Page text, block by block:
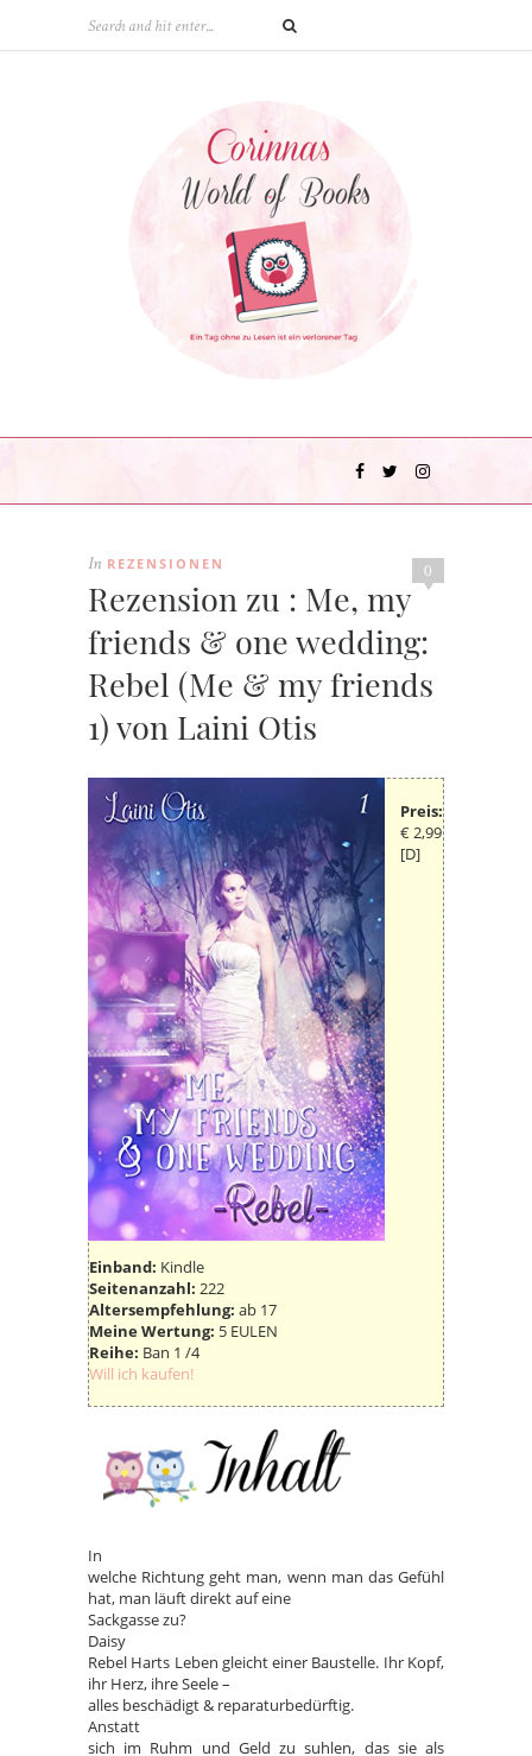
0
In REZENSIONEN
Rezension zu : Me, my
friends & one wedding:
Rebel (Me & my friends
1) von Laini Otis
Preis:
€ 2,99
[D]
Einband: Kindle
Seitenanzahl: 222
Altersempfehlung: ab 17
Meine Wertung: 5 EULEN
Reihe: Ban 1 /4
Will ich kaufen!
In
welche Richtung geht man, wenn man das Gefühl
hat, man läuft direkt auf eine
Sackgasse zu?
Daisy
Rebel Harts Leben gleicht einer Baustelle. Ihr Kopf,
ihr Herz, ihre Seele –
alles beschädigt & reparaturbedürftig.
Anstatt
sich im Ruhm und Geld zu suhlen, das sie als